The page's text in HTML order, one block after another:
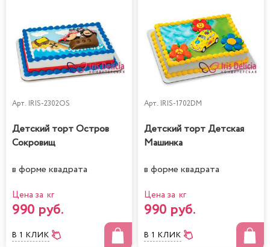
Арт. IRIS-2302OS
Детский торт Остров
Сокровищ
в форме квадрата
Цена за кг
990 руб.
В 1 КЛИК
Арт. IRIS-1702DM
Детский торт Детская
Машинка
в форме квадрата
Цена за кг
990 руб.
В 1 КЛИК